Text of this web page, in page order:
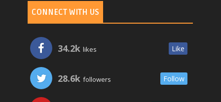
CONNECT WITH US
34.2k likes Like
28.6k followers Follow